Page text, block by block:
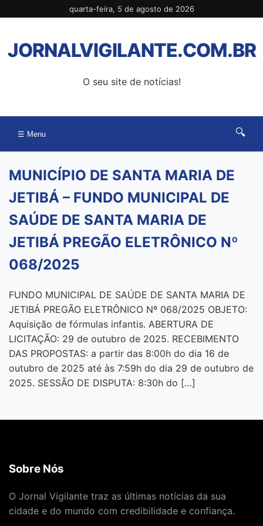
para
conteúdo
quarta-feira, 5 de agosto de 2026
JORNALVIGILANTE.COM.BR
O seu site de notícias!
☰ Menu 🔍
MUNICÍPIO DE SANTA MARIA DE
JETIBÁ – FUNDO MUNICIPAL DE
SAÚDE DE SANTA MARIA DE
JETIBÁ PREGÃO ELETRÔNICO Nº
068/2025
FUNDO MUNICIPAL DE SAÚDE DE SANTA MARIA DE
JETIBÁ PREGÃO ELETRÔNICO Nº 068/2025 OBJETO:
Aquisição de fórmulas infantis. ABERTURA DE
LICITAÇÃO: 29 de outubro de 2025. RECEBIMENTO
DAS PROPOSTAS: a partir das 8:00h do dia 16 de
outubro de 2025 até às 7:59h do dia 29 de outubro de
2025. SESSÃO DE DISPUTA: 8:30h do […]
Sobre Nós
O Jornal Vigilante traz as últimas notícias da sua
cidade e do mundo com credibilidade e confiança.